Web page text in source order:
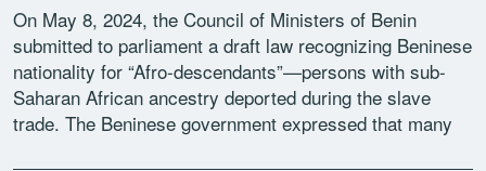
On May 8, 2024, the Council of Ministers of Benin
submitted to parliament a draft law recognizing Beninese
nationality for “Afro-descendants”—persons with sub-
Saharan African ancestry deported during the slave
trade. The Beninese government expressed that many